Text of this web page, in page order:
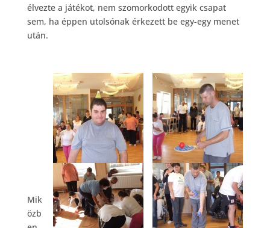
élvezte a játékot, nem szomorkodott egyik csapat
sem, ha éppen utolsónak érkezett be egy-egy menet
után.
Mik
özb